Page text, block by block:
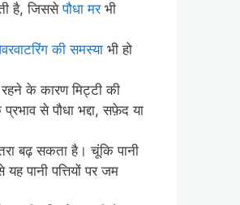
है, जिससेपौधा मरभी
की समस्या भी हो
के कारण मिट्टी की
से पौधा भद्दा, सफ़ेद या
बढ़ सकता है। चूंकि पानी
पानी पत्तियों पर जम